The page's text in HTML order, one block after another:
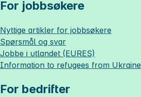
For jobbsøkere
Nyttige artikler for jobbsøkere
Spørsmål og svar
Jobbe i utlandet (EURES)
Information to refugees from Ukraine
For bedrifter